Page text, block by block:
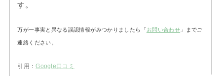
す。
万が一事実と異なる誤認情報がみつかりましたら「 お問い合わせ 」までご
連絡ください。
引用：Google口コミ